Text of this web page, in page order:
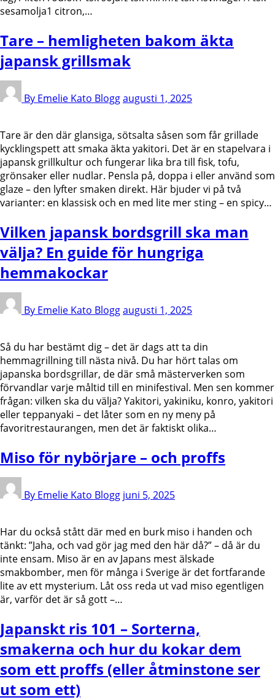
sesamolja1 citron,…
Tare – hemligheten bakom äkta
japansk grillsmak
By Emelie Kato Bloggaugusti 1, 2025
Tare är den där glansiga, sötsalta såsen som får grillade
kycklingspett att smaka äkta yakitori. Det är en stapelvara i
japansk grillkultur och fungerar lika bra till fisk, tofu,
grönsaker eller nudlar. Pensla på, doppa i eller använd som
glaze – den lyfter smaken direkt. Här bjuder vi på två
varianter: en klassisk och en med lite mer sting – en spicy…
Vilken japansk bordsgrill ska man
välja? En guide för hungriga
hemmakockar
By Emelie Kato Bloggaugusti 1, 2025
Så du har bestämt dig – det är dags att ta din
hemmagrillning till nästa nivå. Du har hört talas om
japanska bordsgrillar, de där små mästerverken som
förvandlar varje måltid till en minifestival. Men sen kommer
frågan: vilken ska du välja? Yakitori, yakiniku, konro, yakitori
eller teppanyaki – det låter som en ny meny på
favoritrestaurangen, men det är faktiskt olika…
Miso för nybörjare – och proffs
By Emelie Kato Blogg juni 5, 2025
Har du också stått där med en burk miso i handen och
tänkt: ”Jaha, och vad gör jag med den här då?” – då är du
inte ensam. Miso är en av Japans mest älskade
smakbomber, men för många i Sverige är det fortfarande
lite av ett mysterium. Låt oss reda ut vad miso egentligen
är, varför det är så gott –…
Japanskt ris 101 – Sorterna,
smakerna och hur du kokar dem
som ett proffs (eller åtminstone ser
ut som ett)